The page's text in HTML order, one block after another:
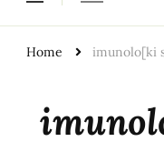
Home imunolo[ki